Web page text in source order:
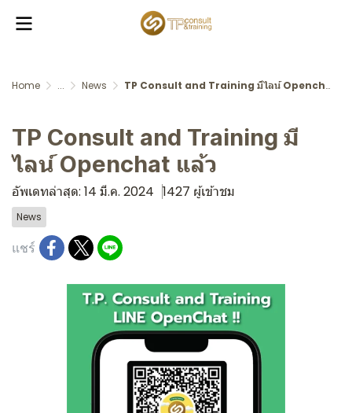
Home ... News TP Consult and Training มีไลน์ Openchat แล้ว
TP Consult and Training มี
ไลน์ Openchat แล้ว
อัพเดทล่าสุด: 14 มี.ค. 2024 1427 ผู้เข้าชม
News
แชร์